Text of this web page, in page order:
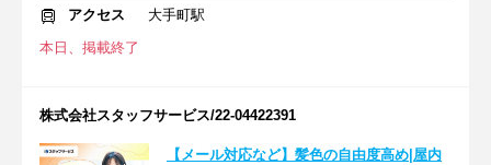
アクセス
大手町駅
本日、掲載終了
株式会社スタッフサービス/22-04422391
【メール対応など】髪色の自由度高め|屋内